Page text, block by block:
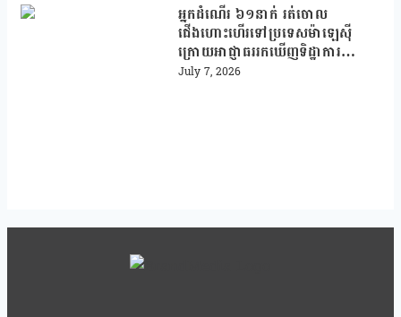
អ្នកដំណើរ ៦១នាក់ រត់ចោល
ជើងហោះហើរទៅប្រទេសម៉ាឡេស៊ី
ក្រោយអាជ្ញាធររកឃើញទិដ្ឋាការ
ក្លែងក្លាយ
July 7, 2026